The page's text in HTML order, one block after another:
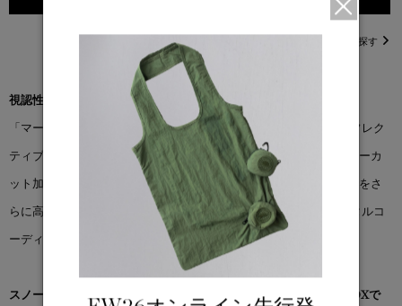
直営店在庫を探す
視認性に優れたひととき
「マージ ジャケット」は、外出時の高い視認性を確保するフルリフレク
ティブシェルを採用しています。脇下のベンチレーションとレーザーカ
ット加工で通気性を確保。意図的に配置された反射テープが視認性をさ
らに高めます。マッチする「マージ パンツ」と合わせれば、トータルコ
ーディネートが完成します。
スノーグース by カナダグース コレクション対象商品は、専用のBOXで